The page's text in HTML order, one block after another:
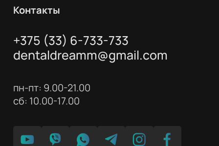
Контакты
+375 (33) 6-733-733
dentaldreamm@gmail.com
пн-пт: 9.00-21.00
сб: 10.00-17.00